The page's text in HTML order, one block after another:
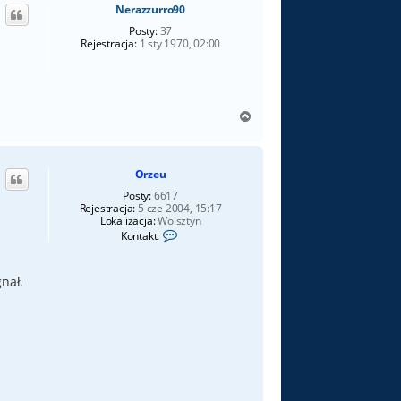
Nerazzurro90
Posty:37
Rejestracja:1 sty 1970, 02:00
g
Orzeu
Posty:6617
Rejestracja: 5 cze 2004, 15:17
Lokalizacja:Wolsztyn
Kontakt: